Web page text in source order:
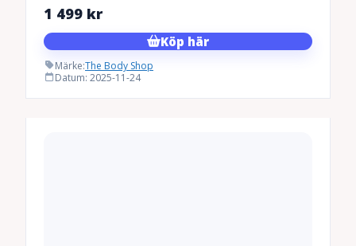
1 499 kr
Köp här
Märke:The Body Shop
Datum: 2025-11-24